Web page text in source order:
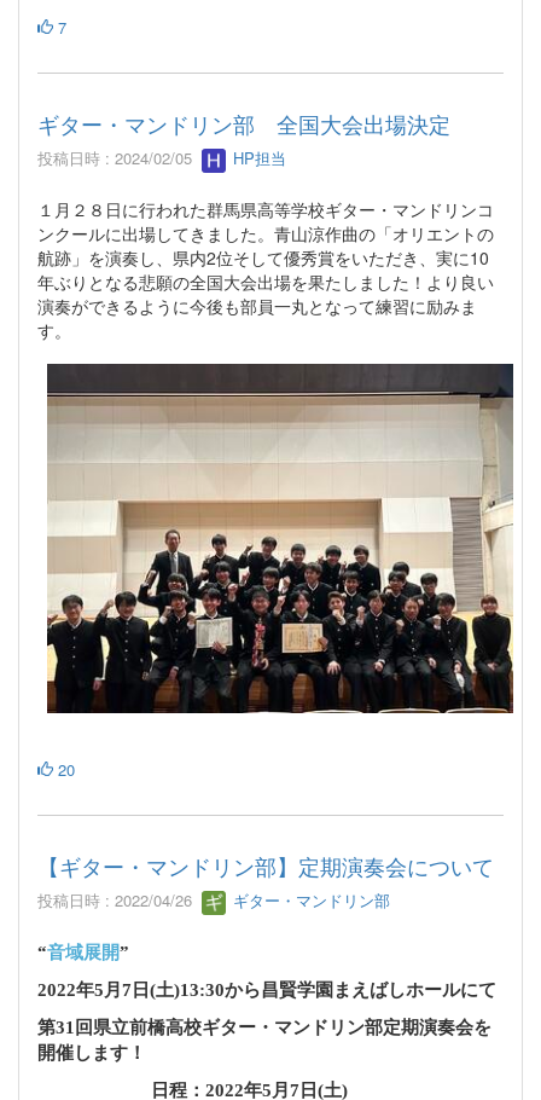
7
ギター・マンドリン部 全国大会出場決定
投稿日時 : 2024/02/05 HP担当
１月２８日に行われた群馬県高等学校ギター・マンドリンコ
ンクールに出場してきました。青山涼作曲の「オリエントの
航跡」を演奏し、県内2位そして優秀賞をいただき、実に10
年ぶりとなる悲願の全国大会出場を果たしました！より良い
演奏ができるように今後も部員一丸となって練習に励みま
す。
20
【ギター・マンドリン部】定期演奏会について
投稿日時 : 2022/04/26 ギター・マンドリン部
“音域展開”
2022年5月7日(土)13:30から昌賢学園まえばしホールにて
第31回県立前橋高校ギター・マンドリン部定期演奏会を
開催します！
日程：2022年5月7日(土)